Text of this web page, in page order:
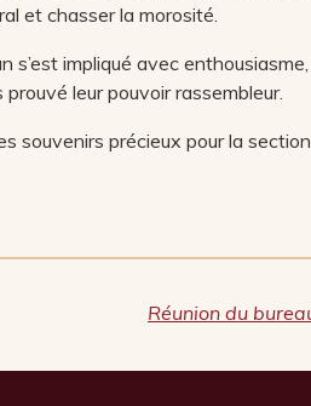
et chasser la morosité.
s’est impliqué avec
leur pouvoir rassembleur.
souvenirs précieux pour la
Réunion du